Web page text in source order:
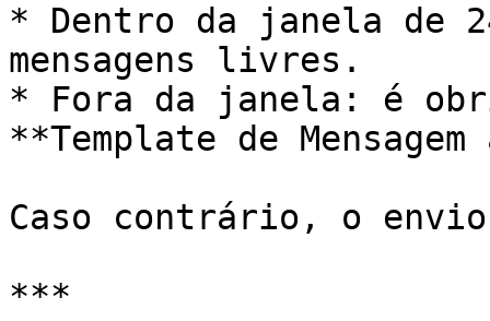
* Dentro da janela de
mensagens livres.
* Fora da janela: é
**Template de
Caso contrário, o
***